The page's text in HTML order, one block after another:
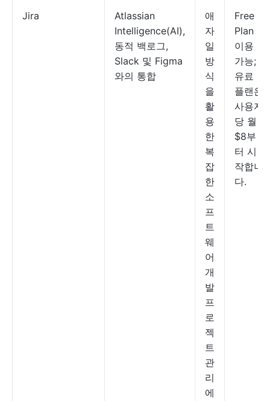
Jira
Atlassian
Intelligence(AI),
동적 백로그,
Slack 및 Figma
와의 통합
애
자
일
방
식
을
활
용
한
복
잡
한
소
프
트
웨
어
개
발
프
로
젝
트
관
리
에
Free
Plan
이용
가능;
유료
플랜은
사용자
당 월
$8부
터 시
작합니
다.